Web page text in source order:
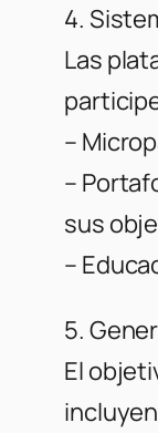
4.
Las
–
–
sus
–
5.
El